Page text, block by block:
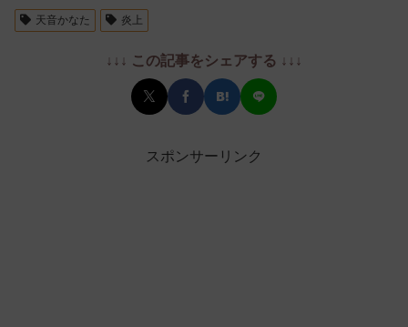
天音かなた 炎上
↓↓↓ この記事をシェアする ↓↓↓
スポンサーリンク